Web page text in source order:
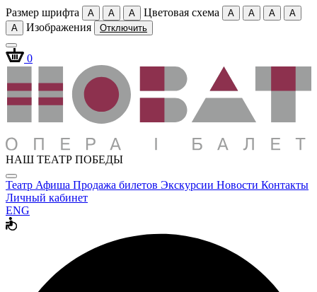
Размер шрифта A A A Цветовая схема A A A
A
A
Изображения Отключить
0
НАШ ТЕАТР ПОБЕДЫ
Театр Афиша Продажа билетов Экскурсии Новости Контакты
Личный кабинет
ENG